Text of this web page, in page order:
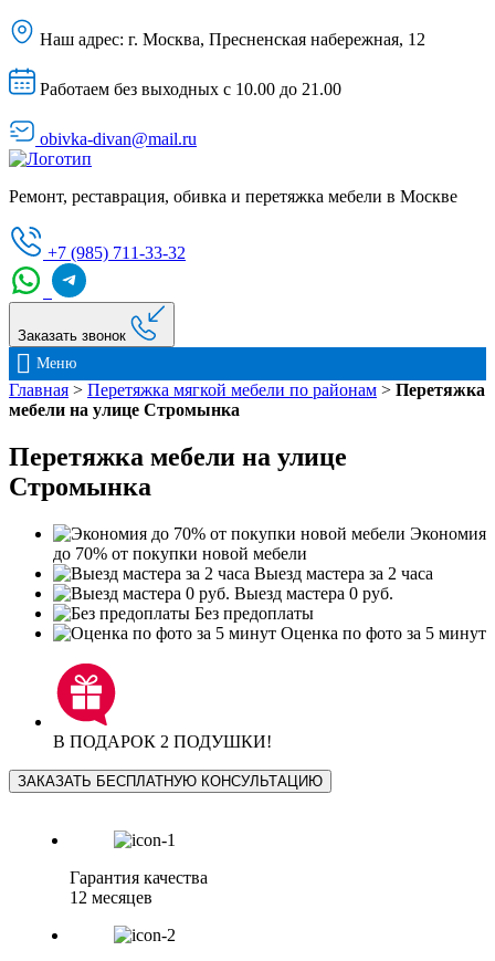
Наш адрес: г. Москва, Пресненская набережная, 12
Работаем без выходных с 10.00 до 21.00
obivka-divan@mail.ru
Ремонт, реставрация, обивка и перетяжка мебели в Москве
+7 (985) 711-33-32
Заказать звонок
Меню
Главная > Перетяжка мягкой мебели по районам > Перетяжка
мебели на улице Стромынка
Перетяжка мебели на улице
Стромынка
Экономия
до 70% от покупки новой мебели
Выезд мастера за 2 часа
Выезд мастера 0 руб.
Без предоплаты
Оценка по фото за 5 минут
В ПОДАРОК 2 ПОДУШКИ!
ЗАКАЗАТЬ БЕСПЛАТНУЮ КОНСУЛЬТАЦИЮ
Гарантия качества
12 месяцев